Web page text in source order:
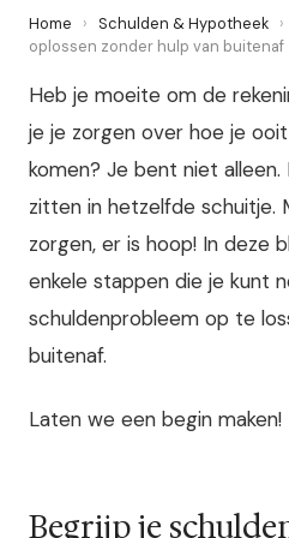
Home › Schulden & Hypotheek ›
oplossen zonder hulp van buitenaf
Heb je moeite om de
je je zorgen over hoe je
komen? Je bent niet alleen.
zitten in hetzelfde schuitje.
zorgen, er is hoop! In deze
enkele stappen die je kunt
schuldenprobleem op te
buitenaf.
Laten we een begin maken!
Begrijp je